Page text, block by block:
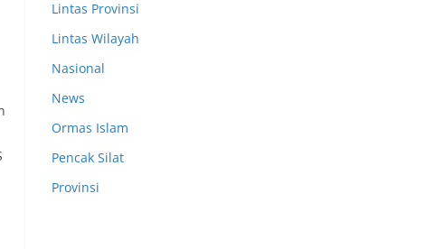
Lintas Provinsi
Lintas Wilayah
Nasional
News
Ormas Islam
Pencak Silat
Provinsi